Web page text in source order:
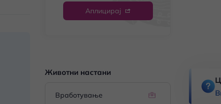
Аплицирај
Животни настани
Вработување